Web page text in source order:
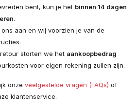
bent, kun je het binnen 14 dagen
.
aan en wij voorzien je van de
storten we het aankoopbedrag
voor eigen rekening zullen zijn.
onze veelgestelde vragen (FAQs) of
klantenservice.